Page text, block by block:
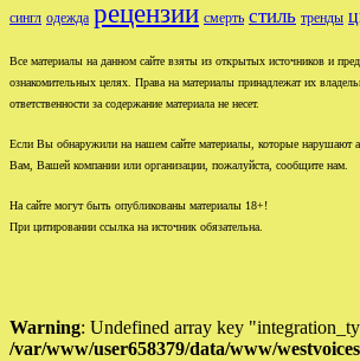
сингл одежда рецензии смерть стиль тренды
Все материалы на данном сайте взяты из открытых источников и
ознакомительных целях. Права на материалы принадлежат их
ответственности за содержание материала не несет.
Если Вы обнаружили на нашем сайте материалы, которые нарушают
Вам, Вашей компании или организации, пожалуйста, сообщите нам.
На сайте могут быть опубликованы материалы 18+!
При цитировании ссылка на источник обязательна.
Warning: Undefined array key
/var/www/user658379/data/www/